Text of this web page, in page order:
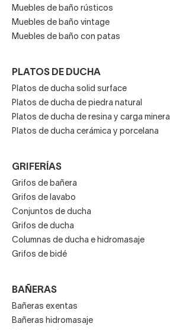
Muebles de baño rústicos
Muebles de baño vintage
Muebles de baño con patas
PLATOS DE DUCHA
Platos de ducha solid surface
Platos de ducha de piedra natural
Platos de ducha de resina y carga mineral
Platos de ducha cerámica y porcelana
GRIFERÍAS
Grifos de bañera
Grifos de lavabo
Conjuntos de ducha
Grifos de ducha
Columnas de ducha e hidromasaje
Grifos de bidé
BAÑERAS
Bañeras exentas
Bañeras hidromasaje